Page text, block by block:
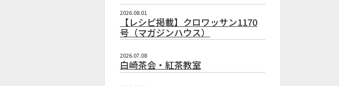
2026.08.01
【レシピ掲載】クロワッサン1170
号（マガジンハウス）
2026.07.08
白崎茶会・紅茶教室